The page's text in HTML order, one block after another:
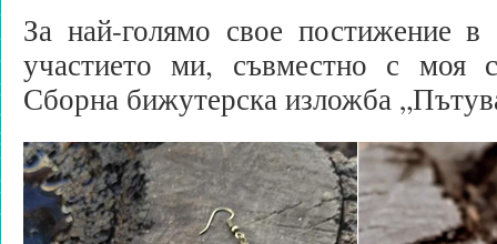
За най-голямо свое постижение в
участието ми, съвместно с моя
Сборна бижутерска изложба